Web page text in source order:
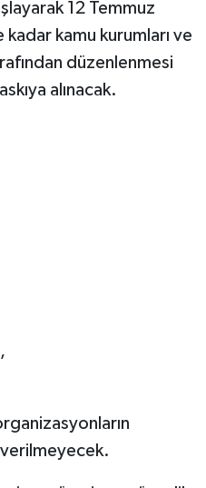
12 Temmuz
kamu kurumları ve
düzenlenmesi
alınacak.